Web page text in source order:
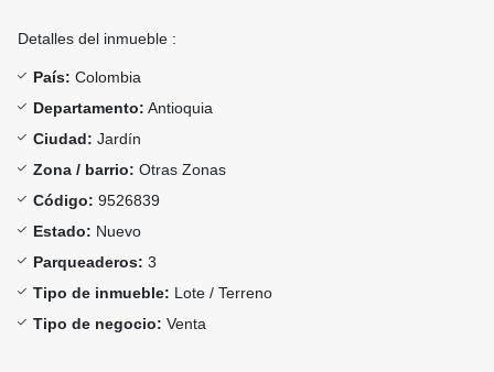
Detalles del inmueble :
País: Colombia
Departamento: Antioquia
Ciudad: Jardín
Zona / barrio: Otras Zonas
Código: 9526839
Estado: Nuevo
Parqueaderos: 3
Tipo de inmueble: Lote / Terreno
Tipo de negocio: Venta